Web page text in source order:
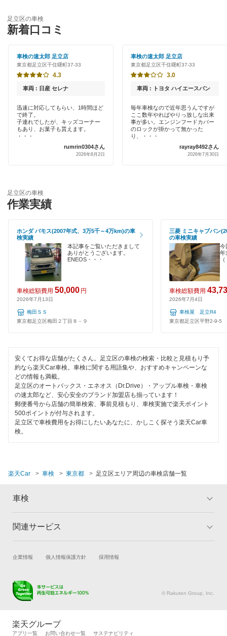
大田区
葛飾区
北区
江東区
渋谷区
世田谷区
中央区
千代田区
豊島区
中野区
港区
目黒区
閉じる
特典あり
新車初回割りあり
早割りあり
クレジットカードOK
土日祝OK
輸入車OK
ハイブリッド車OK
EV車OK
120分以内の車検
1日車検
夜間受付
整備保証
コンピューター診断
閉じる
「車検の速太郎」
アップル車検
オートバックス
出光リテール車検
伊藤忠エネクス
ユアサ車検
キグナス車検
ホリデー車検
マッハ車検
オートビークル車検
ヤジマ石油車検
トヨタディーラー
日産自動車販売
足立区の車検
新着口コミ
車検の速太郎 足立店
東京都足立区千住曙町37-33
4.3
車両 : 日産 セレナ
迅速に対応してもらい、1時間ほど
で終了。
子連れでしたが、キッズコーナー
もあり、お菓子も貰えます。
・・・
rumrin0304さん
2026年8月2日
車検の速太郎 足立店
東京都足立区千住曙町37-33
3.0
車両 : トヨタ ハイエースバン
毎年車検なので近年思うんですが
ここ数年やればやりっ放しな出来
事が多い。エンジンフードカバー
のロックが掛かって無かった
り、・・・
rayray8492さん
2026年7月30日
足立区の車検
作業実績
ホンダ バモス(2007年式、3万5千～4万km)の車
検実績
本記事をご覧いただきまして
ありがとうございます。
ENEOS・・・
車検総額費用 50,000 円
2026年7月13日
梅田ＳＳ
東京都足立区梅田２丁目８－９
三菱 ミニキャブバン
の車検実績
今
年
（
車検総額費用
2026年7月4日
車検屋 足立R4
東京都足立区平野2-9-5
安くてお得な店舗がたくさん。足立区の車検の検索・比較と見積もり予
約なら楽天Car車検。車検に関する用語集や、おすすめキャンペーンな
どの情報も満載。
足立区のオートバックス・エネオス（Dr.Drive）・アップル車検・車検
の速太郎など、安心安全のブランド加盟店も揃っています！
郵便番号から店舗の簡単検索、事前見積もり、車検実施で楽天ポイント
500ポイントが付与されます。
足立区で車検費用をお得にしたいあなたに、かしこく探そう楽天Car車
検。
楽天Car 車検 東京都 足立区エリア周辺の車検店舗一覧
車検
トップ
車検の基礎知識 キャンペーン一覧
関連サービス
試乗・商談 新車購入
キズ修理予約
メンテナンス管理
タイヤ交換サービス
自動車カタログ 自動車保険
企業情報 個人情報保護方針 採用情報
© Rakuten Group, Inc.
楽天グループ
アプリ一覧 お問い合わせ一覧 サステナビリティ